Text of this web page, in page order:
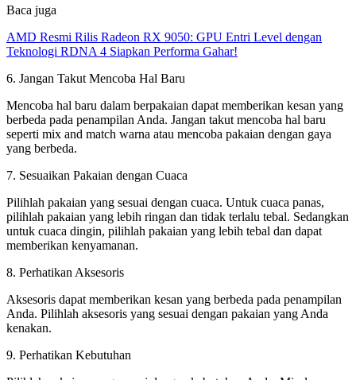
Baca juga
AMD Resmi Rilis Radeon RX 9050: GPU Entri Level dengan
Teknologi RDNA 4 Siapkan Performa Gahar!
6. Jangan Takut Mencoba Hal Baru
Mencoba hal baru dalam berpakaian dapat memberikan kesan yang
berbeda pada penampilan Anda. Jangan takut mencoba hal baru
seperti mix and match warna atau mencoba pakaian dengan gaya
yang berbeda.
7. Sesuaikan Pakaian dengan Cuaca
Pilihlah pakaian yang sesuai dengan cuaca. Untuk cuaca panas,
pilihlah pakaian yang lebih ringan dan tidak terlalu tebal. Sedangkan
untuk cuaca dingin, pilihlah pakaian yang lebih tebal dan dapat
memberikan kenyamanan.
8. Perhatikan Aksesoris
Aksesoris dapat memberikan kesan yang berbeda pada penampilan
Anda. Pilihlah aksesoris yang sesuai dengan pakaian yang Anda
kenakan.
9. Perhatikan Kebutuhan